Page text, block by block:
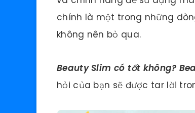
chính là một trong những
không nên bỏ qua.
Beauty Slim có tốt không?
hỏi của bạn sẽ được tar lời